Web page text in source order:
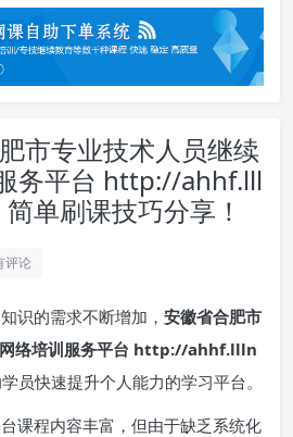
市专业技术人员继续
务平台 http://ahhf.lll
单刷课技巧分享！
评论
识的需求不断增加， 安徽省合肥市
网络培训服务平台 http://ahhf.llln
员快速提升个人能力的学习平台。
课程内容丰富，但由于缺乏系统化